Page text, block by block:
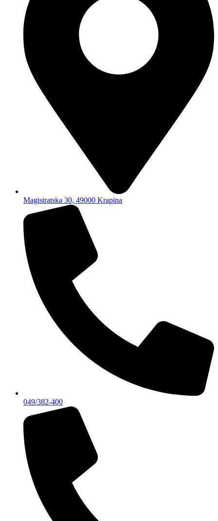
Magistratska 30, 49000 Krapina
049/382-400